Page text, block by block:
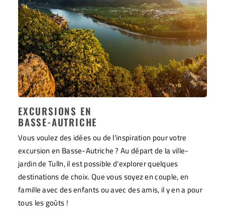
EXCURSIONS EN
BASSE-AUTRICHE
Vous voulez des idées ou de l'inspiration pour votre
excursion en Basse-Autriche ? Au départ de la ville-
jardin de Tulln, il est possible d'explorer quelques
destinations de choix. Que vous soyez en couple, en
famille avec des enfants ou avec des amis, il y en a pour
tous les goûts !